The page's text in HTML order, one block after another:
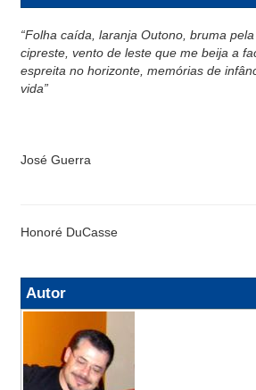
“Folha caída, laranja Outono, bruma
cipreste, vento de leste que me beija a
espreita no horizonte, memórias de
vida”
José Guerra
Honoré DuCasse
Autor